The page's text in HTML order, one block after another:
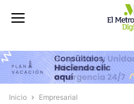
Inicio Empresarial